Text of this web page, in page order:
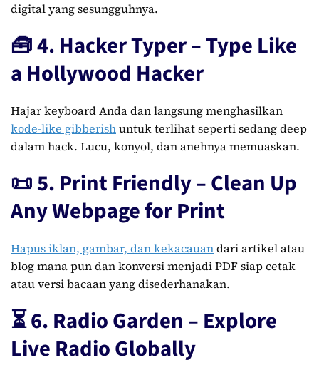
digital yang sesungguhnya.
🧰 4. Hacker Typer – Type Like
a Hollywood Hacker
Hajar keyboard Anda dan langsung menghasilkan
kode-like gibberishuntuk terlihat seperti sedang deep
dalam hack. Lucu, konyol, dan anehnya memuaskan.
📜 5. Print Friendly – Clean Up
Any Webpage for Print
Hapus iklan, gambar, dan kekacauandari artikel atau
blog mana pun dan konversi menjadi PDF siap cetak
atau versi bacaan yang disederhanakan.
⏳ 6. Radio Garden – Explore
Live Radio Globally